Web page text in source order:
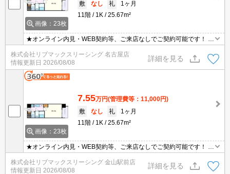
画像：23枚
敷
なし 礼
1ヶ月
11階
1K 25.67m²
★オンライン内見・WEB契約等、ご来店なしでご契約可能です！ ★
海外審査相談可能！ ★退去時精算手数料5500円は退去時請求 ★短
期解約違約金：1年未満家賃1ヶ月分
株式会社リブマックスリーシング 名古屋店
情報更新日 2026/08/08
詳細を見る
画像：23枚
7.55万円(管理費等：11,000円)
敷
なし 礼
1ヶ月
11階
1K 25.67m²
★オンライン内見・WEB契約等、ご来店なしでご契約可能です！ ★
海外審査相談可能！ ★退去時精算手数料5500円は退去時請求 ★短
期解約違約金：1年未満家賃1ヶ月分
株式会社リブマックスリーシング 金山駅前店
情報更新日 2026/08/08
詳細を見る